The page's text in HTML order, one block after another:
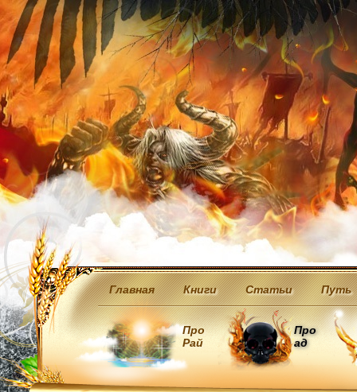
Главная Книги Статьи Путь
Про
Рай
Про
ад